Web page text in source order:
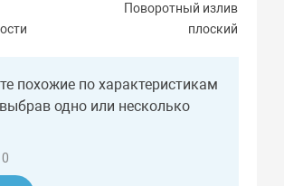
Поворотный излив
плоский
похожие по характеристикам
одно или несколько
0